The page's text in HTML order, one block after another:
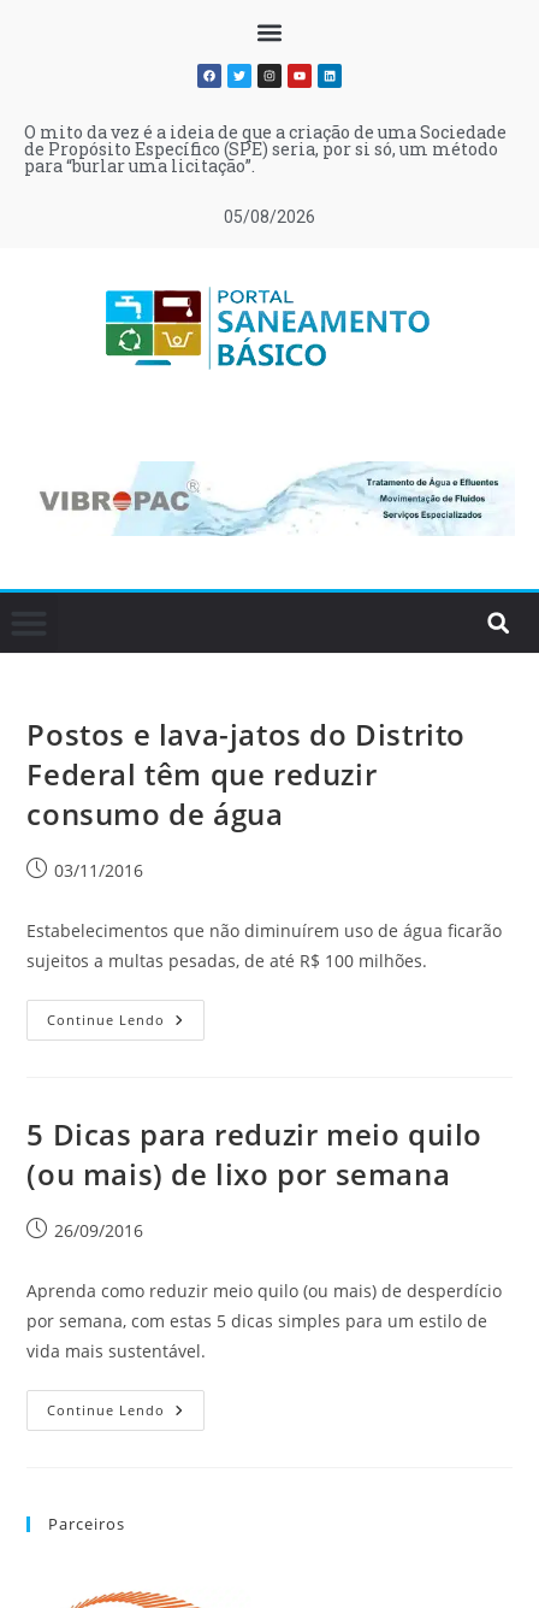
05/08/2026
O mito da vez é a ideia de que a criação de uma Sociedade
de Propósito Específico (SPE) seria, por si só, um método
para “burlar uma licitação”.
Postos e lava-jatos do Distrito
Federal têm que reduzir
consumo de água
03/11/2016
Estabelecimentos que não diminuírem uso de água ficarão
sujeitos a multas pesadas, de até R$ 100 milhões.
Continue Lendo
5 Dicas para reduzir meio quilo
(ou mais) de lixo por semana
26/09/2016
Aprenda como reduzir meio quilo (ou mais) de desperdício
por semana, com estas 5 dicas simples para um estilo de
vida mais sustentável.
Continue Lendo
Parceiros